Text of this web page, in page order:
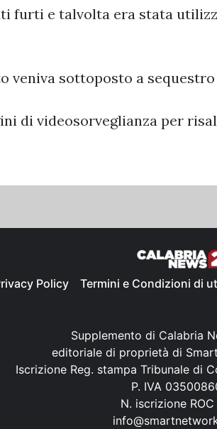
furti e talvolta era stata
sottoposto a sequestro
di videosorveglianza per
Policy Termini e Condizioni di
Supplemento di Calabria
editoriale di proprietà di
Iscrizione Reg. stampa Tribunale di
P. IVA
N. iscrizione